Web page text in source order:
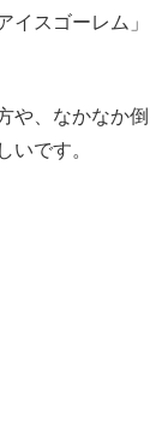
イスゴーレム」
や、なかなか倒
いです。